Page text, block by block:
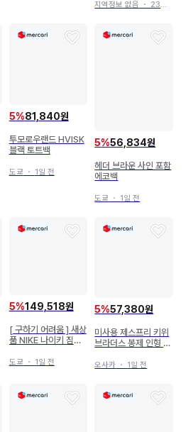
지역정보 없음 ・ 23시간 전
5%81,840원
투모로우랜드 HVISK
블랙 토트백
도쿄 ・ 1일 전
5%56,834원
헤더 브라운 사인 포함
에코백
도쿄 ・ 1일 전
5%149,518원
[ 구하기 어려움 ] 새상
품 NIKE 나이키 짐색
도쿄 ・ 1일 전
5%57,380원
미사용 제스프리 키위
브라더스 봉제 인형 에
록
오사카 ・ 1일 전